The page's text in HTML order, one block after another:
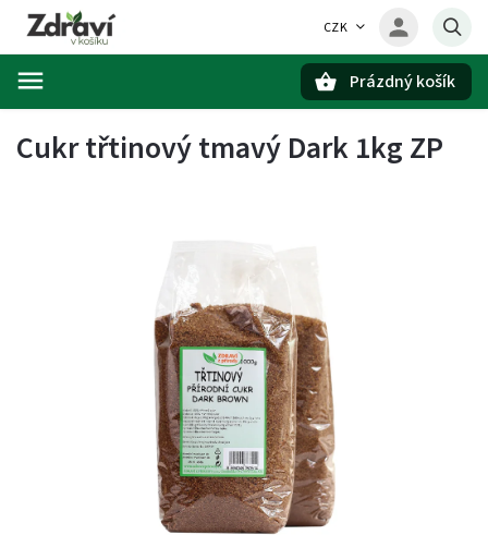
CZK
Prázdný košík
Cukr třtinový tmavý Dark 1kg ZP